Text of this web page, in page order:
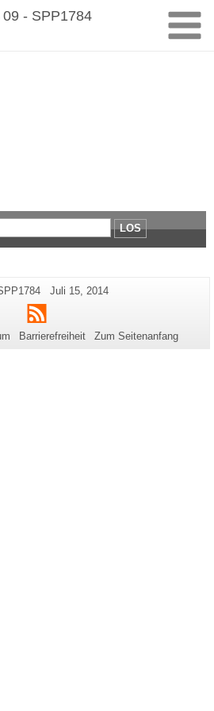
09 - SPP1784
LOS
Zusätzliche
Informationen
zu
dieser
Letzte
Juli 15, 2014
RSS
Barrierefreiheit Zum Seitenanfang